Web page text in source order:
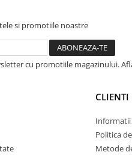
si promotiile noastre
cu promotiile magazinului.
CLIENTI
Politica
Metode